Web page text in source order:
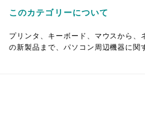
このカテゴリーについて
プリンタ、キーボード、マウスから
の新製品まで、パソコン周辺機器に関